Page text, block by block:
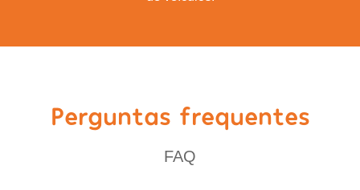
Perguntas frequentes
FAQ